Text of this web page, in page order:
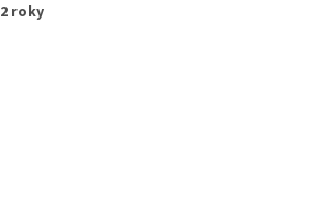
2 roky